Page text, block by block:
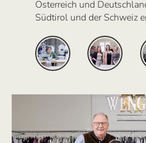
Österreich und
Südtirol und der Schweiz